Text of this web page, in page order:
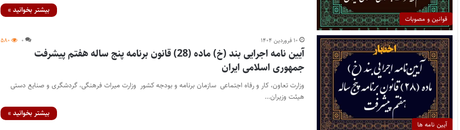
قوانین و مصوبات
بیشتر بخوانید »
آیین نامه ها
۱۰ فروردین ۱۴۰۴ ۰ ۵۸۰
آیین نامه اجرایی بند (خ) ماده (28) قانون برنامه پنج ساله هفتم پیشرفت
جمهوری اسلامی ایران
وزارت تعاون، کار و رفاه اجتماعی سازمان برنامه و بودجه کشور وزارت میراث فرهنگی، گردشگری و صنایع دستی
هیئت وزیران…
بیشتر بخوانید »